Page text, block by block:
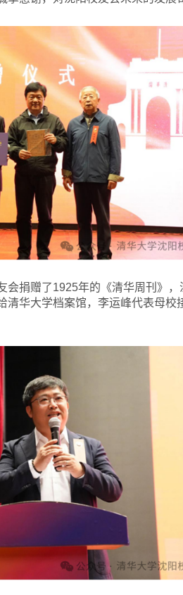
会捐赠了1925年的《清华周刊》
华大学档案馆， 李运峰代表母校